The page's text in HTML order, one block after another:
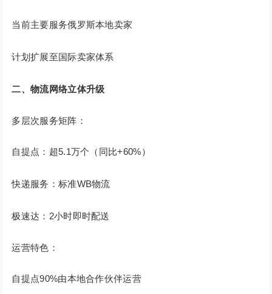
当前主要服务俄罗斯本地卖家
计划扩展至国际卖家体系
二、物流网络立体升级
多层次服务矩阵：
自提点：超5.1万个（同比+60%）
快递服务：标准WB物流
极速达：2小时即时配送
运营特色：
自提点90%由本地合作伙伴运营